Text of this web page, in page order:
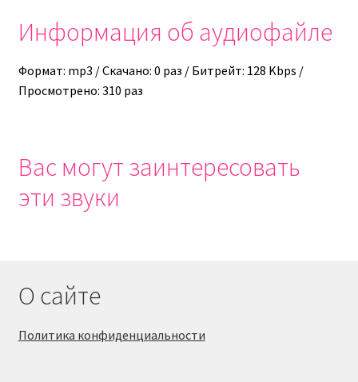
Информация об аудиофайле
Формат: mp3 / Скачано: 0 раз / Битрейт: 128 Kbps /
Просмотрено: 310 раз
Вас могут заинтересовать
эти звуки
О сайте
Политика конфиденциальности